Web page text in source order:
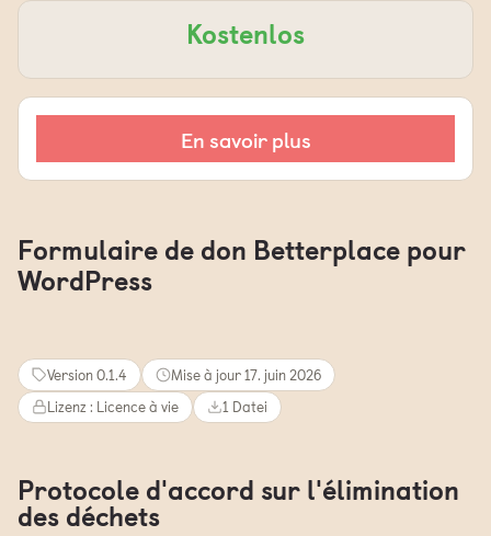
Formulaire de don Betterplace pour
WordPress
Version 0.1.4
Mise à jour 17. juin 2026
Lizenz : Licence à vie
1 Datei
Protocole d'accord sur l'élimination
des déchets
Kostenlos
En savoir plus